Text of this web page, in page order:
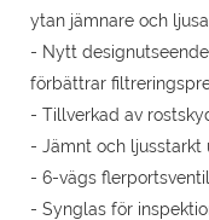
ytan jämnare och
- Nytt
förbättrar
- Tillverkad av
- Jämnt och ljusstarkt
- 6-vägs flerportsventil
- Synglas för